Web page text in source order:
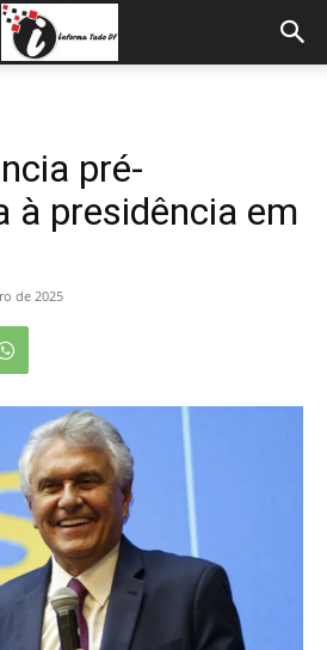
pré-
à presidência em
de 2025